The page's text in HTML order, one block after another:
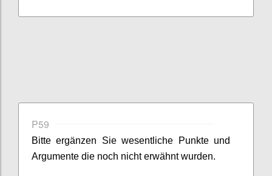
P59
Bitte ergänzen Siewesentliche Punkte und
Argumente die noch nicht erwähnt wurden.